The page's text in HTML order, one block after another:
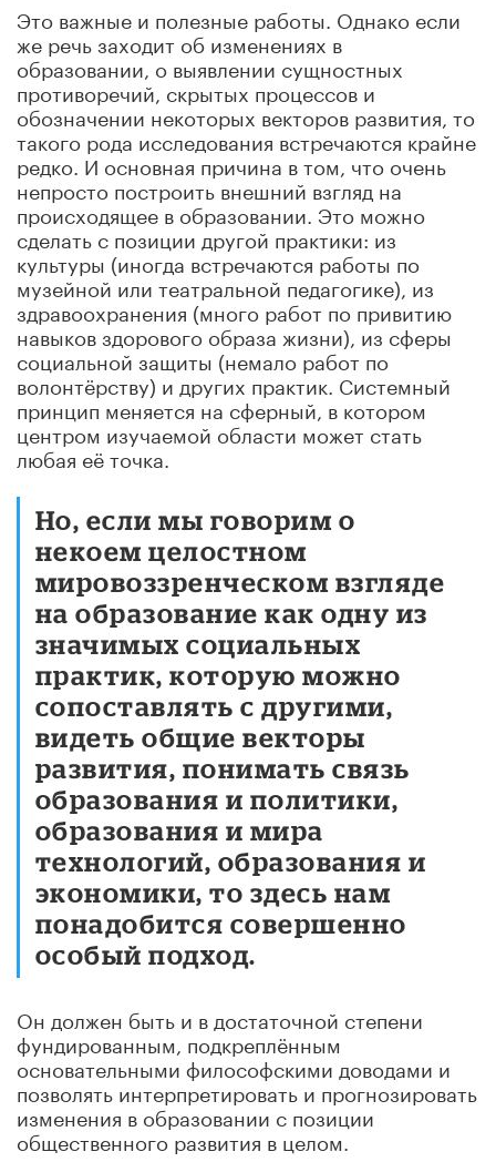
Это важные и полезные работы. Однако если
же речь заходит об изменениях в
образовании, о выявлении сущностных
противоречий, скрытых процессов и
обозначении некоторых векторов развития, то
такого рода исследования встречаются крайне
редко. И основная причина в том, что очень
непросто построить внешний взгляд на
происходящее в образовании. Это можно
сделать с позиции другой практики: из
культуры (иногда встречаются работы по
музейной или театральной педагогике), из
здравоохранения (много работ по привитию
навыков здорового образа жизни), из сферы
социальной защиты (немало работ по
волонтёрству) и других практик. Системный
принцип меняется на сферный, в котором
центром изучаемой области может стать
любая её точка.
Но, если мы говорим о
некоем целостном
мировоззренческом взгляде
на образование как одну из
значимых социальных
практик, которую можно
сопоставлять с другими,
видеть общие векторы
развития, понимать связь
образования и политики,
образования и мира
технологий, образования и
экономики, то здесь нам
понадобится совершенно
особый подход.
Он должен быть и в достаточной степени
фундированным, подкреплённым
основательными философскими доводами и
позволять интерпретировать и прогнозировать
изменения в образовании с позиции
общественного развития в целом.